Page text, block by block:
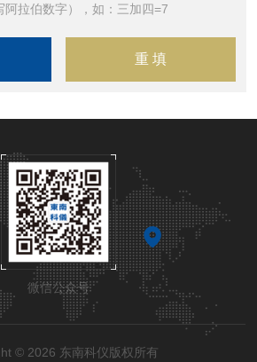
拉伯数字），如：三加四=7
微信公众号
© 2026 东南科仪版权所有